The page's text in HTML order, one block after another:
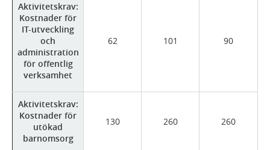
Aktivitetskrav:
Kostnader för
IT-utveckling
och
administration
för offentlig
verksamhet
62 101 90
Aktivitetskrav:
Kostnader för
utökad
barnomsorg
130 260 260